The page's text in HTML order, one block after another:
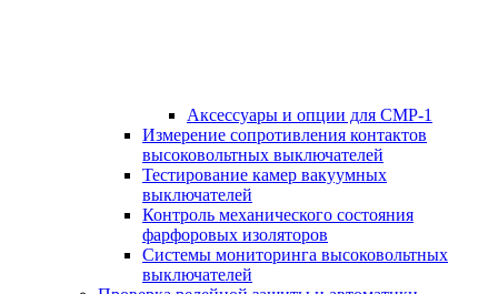
Аксессуары и опции для СМР-1
Измерение сопротивления контактов
высоковольтных выключателей
Тестирование камер вакуумных
выключателей
Контроль механического состояния
фарфоровых изоляторов
Системы мониторинга высоковольтных
выключателей